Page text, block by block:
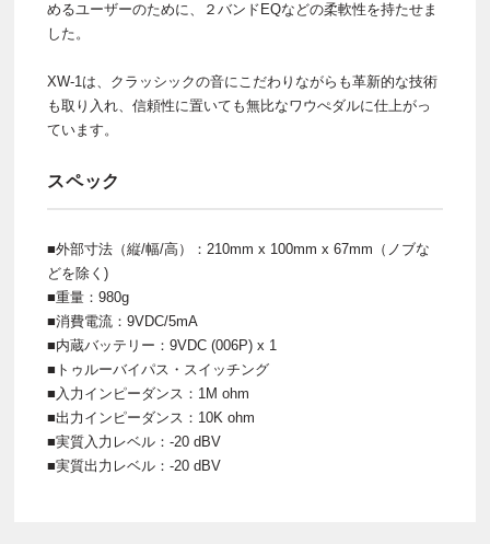
めるユーザーのために、２バンドEQなどの柔軟性を持たせま
した。
XW-1は、クラッシックの音にこだわりながらも革新的な技術
も取り入れ、信頼性に置いても無比なワウぺダルに仕上がっ
ています。
スペック
■外部寸法（縦/幅/高）：210mm x 100mm x 67mm（ノブな
どを除く)
■重量：980g
■消費電流：9VDC/5mA
■内蔵バッテリー：9VDC (006P) x 1
■トゥルーバイパス・スイッチング
■入力インピーダンス：1M ohm
■出力インピーダンス：10K ohm
■実質入力レベル：-20 dBV
■実質出力レベル：-20 dBV